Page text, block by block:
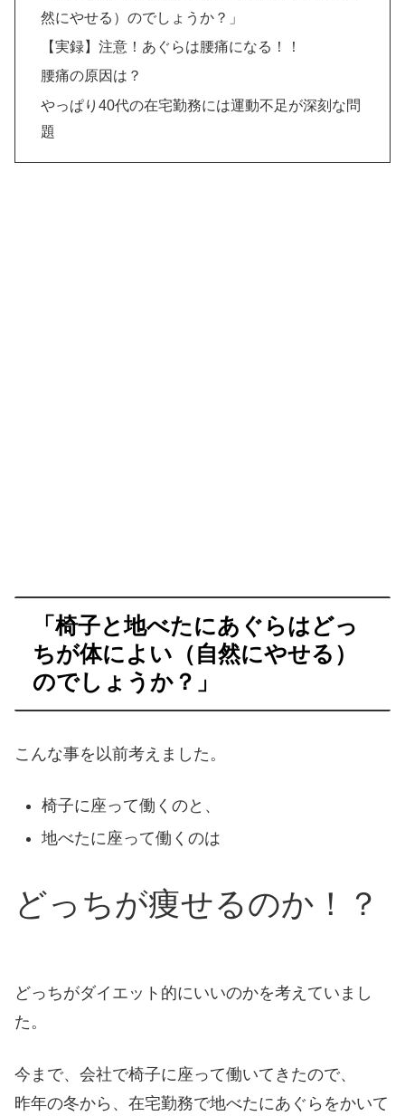
然にやせる）のでしょうか？」
【実録】注意！あぐらは腰痛になる！！
腰痛の原因は？
やっぱり40代の在宅勤務には運動不足が深刻な問
題
「椅子と地べたにあぐらはどっ
ちが体によい（自然にやせる）
のでしょうか？」
こんな事を以前考えました。
椅子に座って働くのと、
地べたに座って働くのは
どっちが痩せるのか！？
どっちがダイエット的にいいのかを考えていまし
た。
今まで、会社で椅子に座って働いてきたので、
昨年の冬から、在宅勤務で地べたにあぐらをかいて